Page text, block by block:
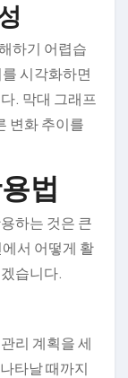
하기 어렵습
시각화하면
. 막대 그래프
변화 추이를
법
하는 것은 큰
서 어떻게 활
습니다.
리 계획을 세
타날 때까지